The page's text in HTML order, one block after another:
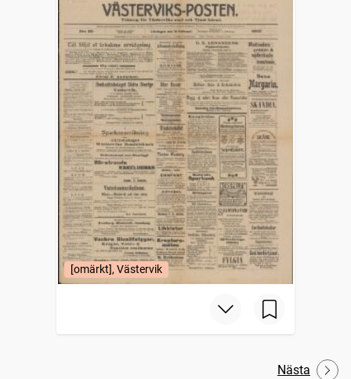
[omärkt], Västervik
Nästa